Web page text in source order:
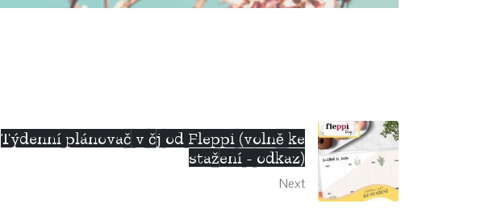
Týdenní plánovač v čj od Fleppi (volně ke
stažení - odkaz)
Next